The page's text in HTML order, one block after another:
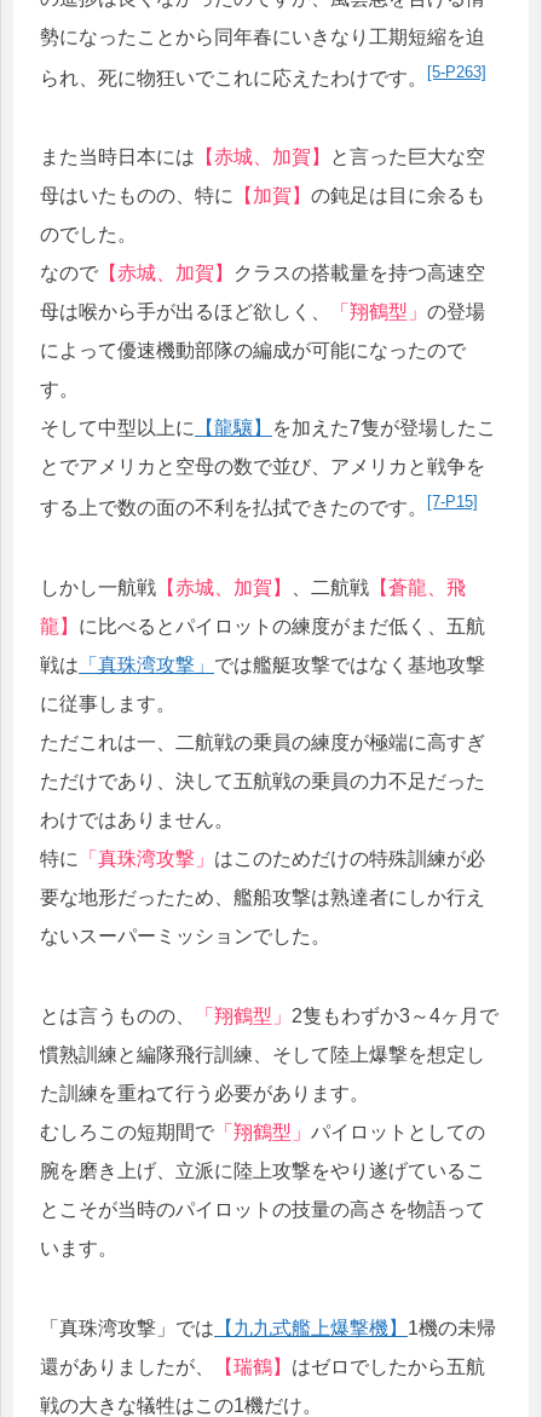
勢になったことから同年春にいきなり工期短縮を迫
られ、死に物狂いでこれに応えたわけです。 [5-P263]
また当時日本には 【赤城、加賀】
と言った巨大な空
母はいたものの、特に 【加賀】 の鈍足は目に余るも
のでした。
なので 【赤城、加賀】
クラスの搭載量を持つ高速空
母は喉から手が出るほど欲しく、
「翔鶴型」 の登場
によって優速機動部隊の編成が可能になったので
す。
そして中型以上に 【龍驤】
を加えた7隻が登場したこ
とでアメリカと空母の数で並び、アメリカと戦争を
する上で数の面の不利を払拭できたのです。 [7-P15]
しかし一航戦 【赤城、加賀】 、二航戦 【蒼龍、飛
龍】 に比べるとパイロットの練度がまだ低く、五航
戦は 「真珠湾攻撃」 では艦艇攻撃ではなく基地攻撃
に従事します。
ただこれは一、二航戦の乗員の練度が極端に高すぎ
ただけであり、決して五航戦の乗員の力不足だった
わけではありません。
特に
「真珠湾攻撃」 はこのためだけの特殊訓練が必
要な地形だったため、艦船攻撃は熟達者にしか行え
ないスーパーミッションでした。
とは言うものの、 「翔鶴型」 2隻もわずか3～4ヶ月で
慣熟訓練と編隊飛行訓練、そして陸上爆撃を想定し
た訓練を重ねて行う必要があります。
むしろこの短期間で 「翔鶴型」 パイロットとしての
腕を磨き上げ、立派に陸上攻撃をやり遂げているこ
とこそが当時のパイロットの技量の高さを物語って
います。
「真珠湾攻撃」では 【九九式艦上爆撃機】 1機の未帰
還がありましたが、
【瑞鶴】 はゼロでしたから五航
戦の大きな犠牲はこの1機だけ。